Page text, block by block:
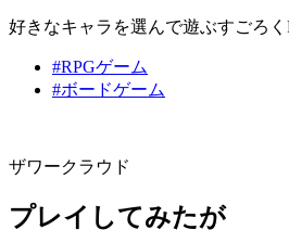
好きなキャラを選んで遊ぶすごろく
#RPGゲーム
#ボードゲーム
ザワークラウド
プレイしてみたが